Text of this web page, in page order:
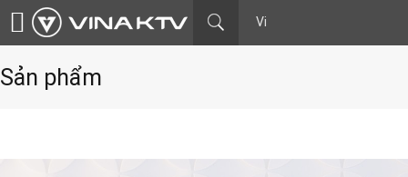
Vi
Sản phẩm